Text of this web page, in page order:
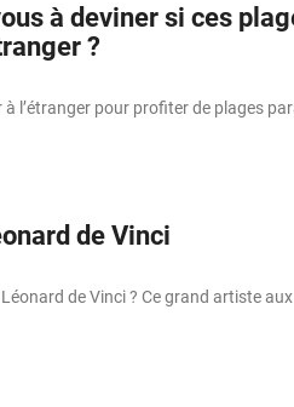
à deviner si ces
?
l’étranger pour profiter de plages
de Vinci
de Vinci ? Ce grand artiste